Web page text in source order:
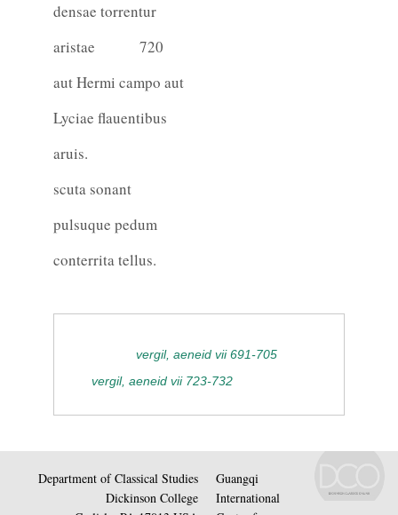
densae torrentur
aristae
720
aut Hermi campo aut
Lyciae flauentibus
aruis.
scuta sonant
pulsuque pedum
conterrita tellus.
vergil, aeneid vii 691-705
vergil, aeneid vii 723-732
Department of Classical Studies
Dickinson College
Guangqi
International